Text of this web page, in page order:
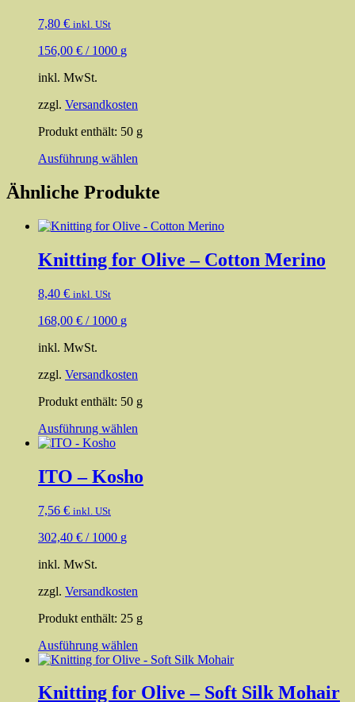
7,80 € inkl. USt
156,00 € / 1000 g
inkl. MwSt.
zzgl. Versandkosten
Produkt enthält: 50 g
Ausführung wählen
weist
mehrere
auf.
Optionen
können
Ähnliche Produkte
Knitting for Olive – Cotton Merino
8,40 € inkl. USt
168,00 € / 1000 g
inkl. MwSt.
zzgl. Versandkosten
Produkt enthält: 50 g
Ausführung wählen
Varianten
gewählt
werden
ITO – Kosho
7,56 € inkl. USt
302,40 € / 1000 g
inkl. MwSt.
zzgl. Versandkosten
Produkt enthält: 25 g
Ausführung wählen
Produkt
mehrere
Knitting for Olive – Soft Silk Mohair